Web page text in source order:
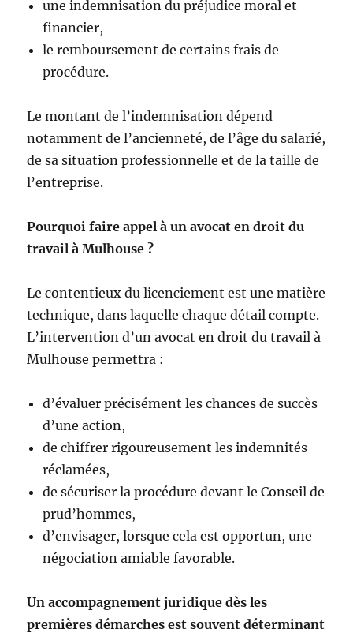
une indemnisation du préjudice moral et
financier,
le remboursement de certains frais de
procédure.
Le montant de l’indemnisation dépend
notamment de l’ancienneté, de l’âge du salarié,
de sa situation professionnelle et de la taille de
l’entreprise.
Pourquoi faire appel à un avocat en droit du
travail à Mulhouse ?
Le contentieux du licenciement est une matière
technique, dans laquelle chaque détail compte.
L’intervention d’un avocat en droit du travail à
Mulhouse permettra :
d’évaluer précisément les chances de succès
d’une action,
de chiffrer rigoureusement les indemnités
réclamées,
de sécuriser la procédure devant le Conseil de
prud’hommes,
d’envisager, lorsque cela est opportun, une
négociation amiable favorable.
Un accompagnement juridique dès les
premières démarches est souvent déterminant